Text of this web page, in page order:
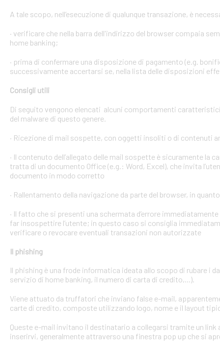
A tale scopo, nell’esecuzione di qualunque transazione, è
· verificare che nella barra dell'indirizzo del browser compaia
home banking;
· prima di confermare una disposizione di pagamento (e.g.
successivamente accertarsi se, nella lista delle disposizioni
Consigli utili
Di seguito vengono elencati alcuni comportamenti
del malware di questo genere.
· Ricezione di mail sospette, con oggetti insoliti o di contenuti
· Il contenuto dell’allegato delle mail sospette è sicuramente
tratta di un documento Office (e.g.: Word, Excel), che invita
documento in modo corretto
· Rallentamento della navigazione da parte del browser, in
· Il fatto che si presenti una schermata d’errore
far insospettire l’utente; in questo caso si consiglia
verificare o revocare eventuali transazioni non autorizzate
Il phishing
Il phishing è una frode informatica ideata allo scopo di rubare i
servizio di home banking, il numero di carta di credito,...).
Viene attuato da truffatori che inviano false e-mail,
carte di credito, composte utilizzando logo, nome e il layout
Queste e-mail invitano il destinatario a collegarsi tramite un
inserirvi, generalmente attraverso una finestra pop up che si